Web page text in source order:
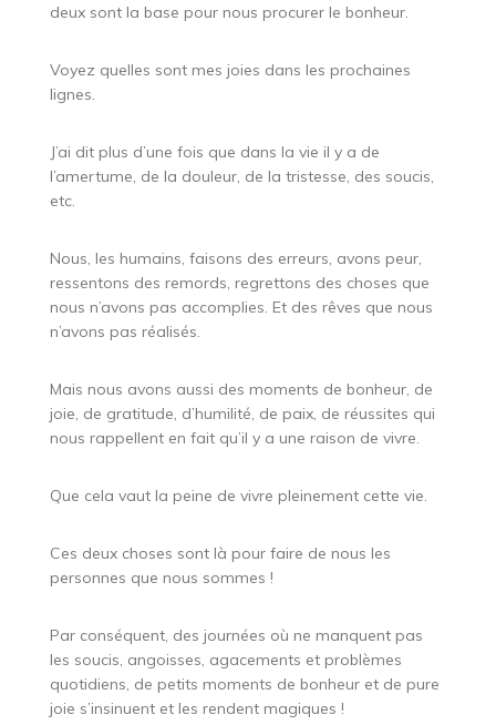
deux sont la base pour nous procurer le bonheur.
Voyez quelles sont mes joies dans les prochaines
lignes.
J’ai dit plus d’une fois que dans la vie il y a de
l’amertume, de la douleur, de la tristesse, des soucis,
etc.
Nous, les humains, faisons des erreurs, avons peur,
ressentons des remords, regrettons des choses que
nous n’avons pas accomplies. Et des rêves que nous
n’avons pas réalisés.
Mais nous avons aussi des moments de bonheur, de
joie, de gratitude, d’humilité, de paix, de réussites qui
nous rappellent en fait qu’il y a une raison de vivre.
Que cela vaut la peine de vivre pleinement cette vie.
Ces deux choses sont là pour faire de nous les
personnes que nous sommes !
Par conséquent, des journées où ne manquent pas
les soucis, angoisses, agacements et problèmes
quotidiens, de petits moments de bonheur et de pure
joie s’insinuent et les rendent magiques !